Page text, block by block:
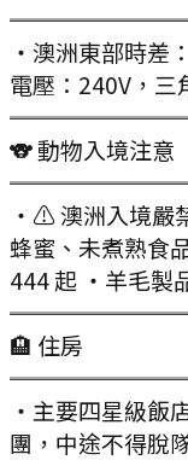
・澳洲東部時差
電壓：240V，三
🐨 動物入境注意
・⚠️ 澳洲入境嚴
蜂蜜、未煮熟食
444 起 ・羊毛製
🏨 住房
・主要四星級飯
團，中途不得脫